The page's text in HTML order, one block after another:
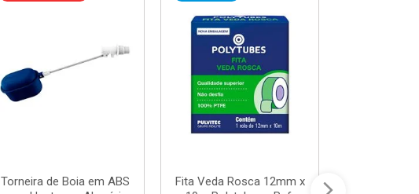
Torneira de Boia em ABS
Fita Veda Rosca 12mm x